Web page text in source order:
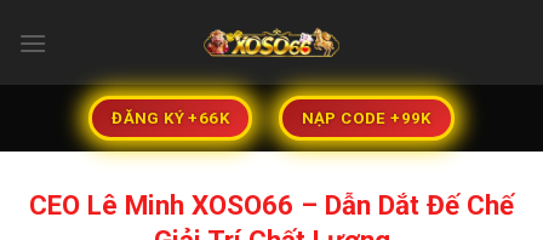
qua
ĐĂNG KÝ +66K NẠP CODE +99K
CEO Lê Minh XOSO66 – Dẫn Dắt Đế Chế